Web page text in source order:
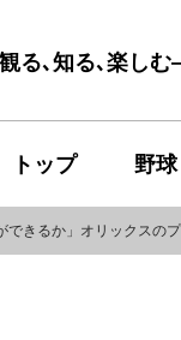
観る､知る､楽し
トップ 野球
できるか」オリックス